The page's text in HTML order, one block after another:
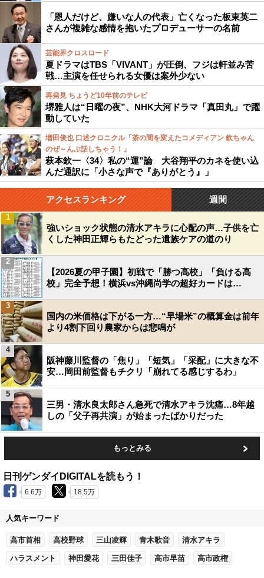
「恩人だけど、嫌いな人の代表」亡くなった板東英二
さんが複雑な感情を抱いたプロデューサーの名前
芸能界クロスロード
夏ドラマはTBS「VIVANT」が圧倒、フジは軒並み苦
戦…主演を任せられる女優は案外少ない
再発見 ちょうど10年前のテレビ
堺雅人は“日曜の夜”、NHK大河ドラマ「真田丸」で躍
動していた
増田俊也 口述クロニクル「茶の間を変えたコメディアン 欽ちゃん
のぜ～んぶ話しちゃう！」
萩本欽一〈34〉私の“運”論 大谷翔平のカネを使い込
んだ通訳に「小さな声で『ありがとう』」
アクセスランキング 週間
強いショック状態の清水アキラに心配の声…子供を亡
くした神田正輝らもたどった遺族ケアの道のり
1
【2026夏の甲子園】初戦で「勝つ高校」「負ける高
校」完全予想！横浜vs沖縄尚学の超好カードは…
2
国内の米価格は下がる一方…“早場米”の概算金は前年
より4割下回り農家からは悲鳴が
3
阪神藤川監督の「焦り」「短気」「采配」に大きな不
安…岡田前監督もチクリ「崩れてる感じするわ」
4
三男・清水良太郎さん急死で清水アキラ沈痛…8年越
しの「父子再共演」が始まったばかりだった
5
もっとみる
日刊ゲンダイDIGITALを読もう！
6.6万 18.5万
人気キーワード
高市首相 高校野球 三山凌輝 青木歌音 清水アキラ
ハラスメント 神田愛花 三田佳子 高市早苗 高市政権